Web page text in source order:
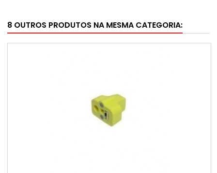
8 OUTROS PRODUTOS NA MESMA CATEGORIA: